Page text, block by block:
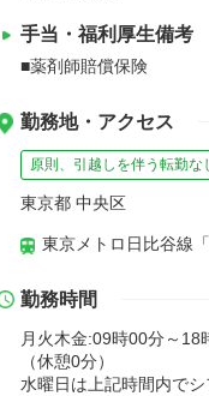
手当・福利厚生備考
■薬剤師賠償保険
勤務地・アクセス
原則、引越しを伴う転勤な
東京都 中央区
東京メトロ日比谷線
勤務時間
月火木金:09時00分～
（休憩0分）
水曜日は上記時間内でシ